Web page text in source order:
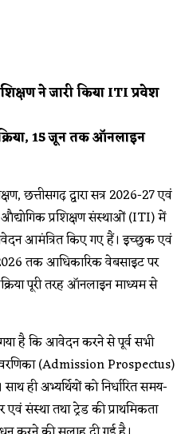
ने जारी किया ITI प्रवेश
15 जून तक ऑनलाइन
छत्तीसगढ़ द्वारा सत्र 2026-27 एवं
प्रशिक्षण संस्थाओं (ITI) में
आमंत्रित किए गए हैं। इच्छुक एवं
तक आधिकारिक वेबसाइट पर
पूरी तरह ऑनलाइन माध्यम से
गया है कि आवेदन करने से पूर्व सभी
(Admission Prospectus)
ही अभ्यर्थियों को निर्धारित समय-
संस्था तथा ट्रेड की प्राथमिकता